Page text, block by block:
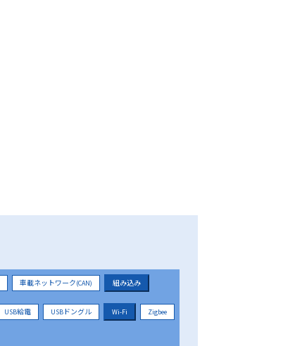
車載ネットワーク(CAN) 組み込み
USB給電 USBドングル Wi-Fi Zigbee